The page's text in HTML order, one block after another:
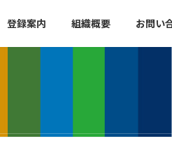
登録案内 組織概要 お問い